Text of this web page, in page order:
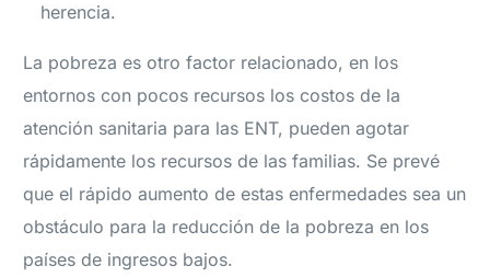
herencia.
La pobreza es otro factor relacionado, en los
entornos con pocos recursos los costos de la
atención sanitaria para las ENT, pueden agotar
rápidamente los recursos de las familias. Se prevé
que el rápido aumento de estas enfermedades sea un
obstáculo para la reducción de la pobreza en los
países de ingresos bajos.